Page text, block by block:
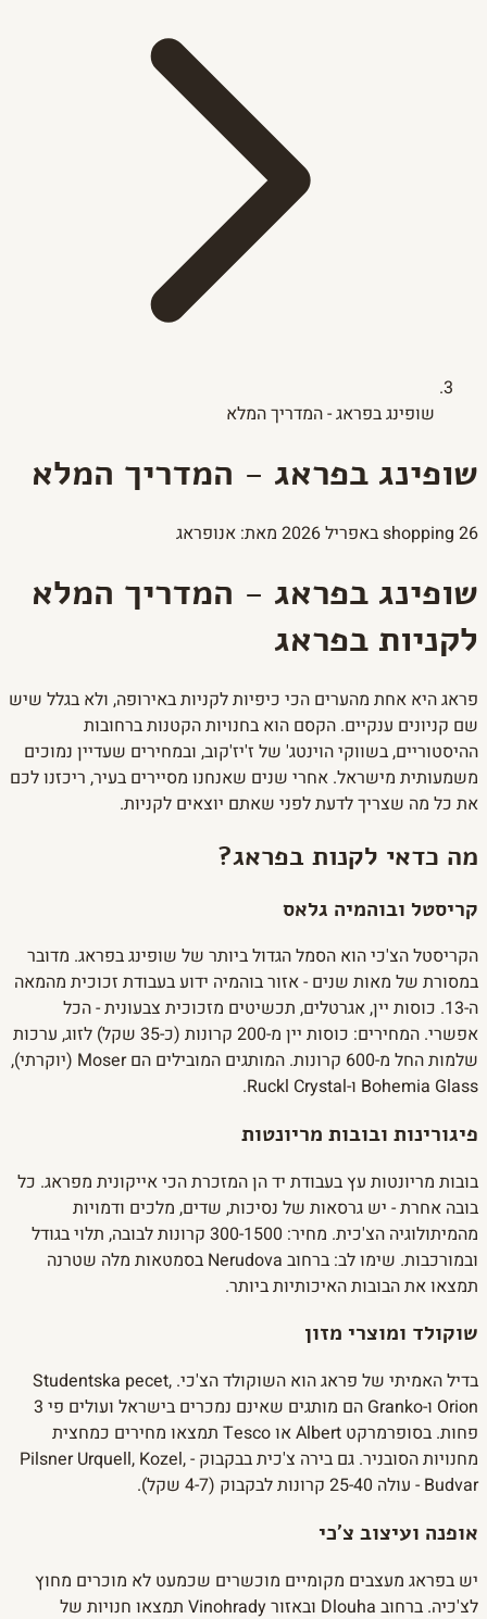
שופינג בפראג - המדריך המלא
שופינג בפראג - המדריך המלא
shopping 26 באפריל 2026 מאת: אנופראג
שופינג בפראג - המדריך המלא
לקניות בפראג
פראג היא אחת מהערים הכי כיפיות לקניות באירופה, ולא בגלל שיש
שם קניונים ענקיים. הקסם הוא בחנויות הקטנות ברחובות
ההיסטוריים, בשווקי הוינטג' של ז'יז'קוב, ובמחירים שעדיין נמוכים
משמעותית מישראל. אחרי שנים שאנחנו מסיירים בעיר, ריכזנו לכם
את כל מה שצריך לדעת לפני שאתם יוצאים לקניות.
מה כדאי לקנות בפראג?
קריסטל ובוהמיה גלאס
הקריסטל הצ'כי הוא הסמל הגדול ביותר של שופינג בפראג. מדובר
במסורת של מאות שנים - אזור בוהמיה ידוע בעבודת זכוכית מהמאה
ה-13. כוסות יין, אגרטלים, תכשיטים מזכוכית צבעונית - הכל
אפשרי. המחירים: כוסות יין מ-200 קרונות (כ-35 שקל) לזוג, ערכות
שלמות החל מ-600 קרונות. המותגים המובילים הם Moser (יוקרתי),
Bohemia Glass ו-Ruckl Crystal.
פיגורינות ובובות מריונטות
בובות מריונטות עץ בעבודת יד הן המזכרת הכי אייקונית מפראג. כל
בובה אחרת - יש גרסאות של נסיכות, שדים, מלכים ודמויות
מהמיתולוגיה הצ'כית. מחיר: 300-1500 קרונות לבובה, תלוי בגודל
ובמורכבות. שימו לב: ברחוב Nerudova בסמטאות מלה שטרנה
תמצאו את הבובות האיכותיות ביותר.
שוקולד ומוצרי מזון
בדיל האמיתי של פראג הוא השוקולד הצ'כי. Studentska pecet,
Orion ו-Granko הם מותגים שאינם נמכרים בישראל ועולים פי 3
פחות. בסופרמרקט Albert או Tesco תמצאו מחירים כמחצית
מחנויות הסובניר. גם בירה צ'כית בבקבוק - Pilsner Urquell, Kozel,
Budvar - עולה 25-40 קרונות לבקבוק (4-7 שקל).
אופנה ועיצוב צ'כי
יש בפראג מעצבים מקומיים מוכשרים שכמעט לא מוכרים מחוץ
לצ'כיה. ברחוב Dlouha ובאזור Vinohrady תמצאו חנויות של